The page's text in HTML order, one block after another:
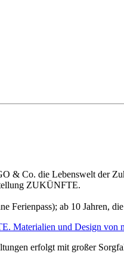
& Co. die Lebenswelt der
ZUKÜNFTE.
Ferienpass); ab 10 Jahren,
Materialien und Design von
erfolgt mit großer